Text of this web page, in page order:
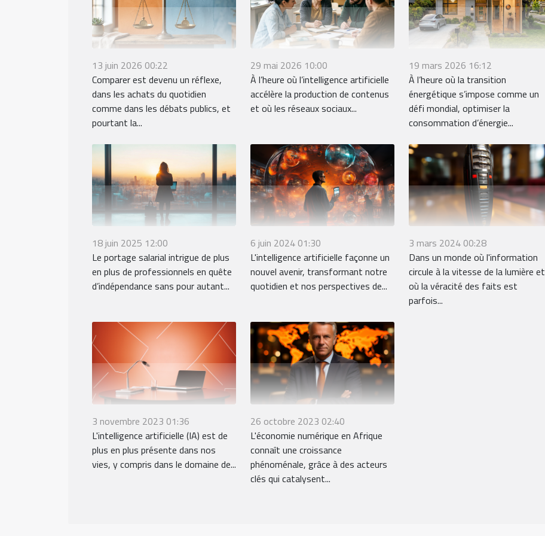
13 juin 2026 00:22
Comparer est devenu un réflexe,
dans les achats du quotidien
comme dans les débats publics, et
pourtant la...
29 mai 2026 10:00
À l’heure où l’intelligence artificielle
accélère la production de contenus
et où les réseaux sociaux...
19 mars 2026 16:12
À l’heure où la transition
énergétique s’impose comme un
défi mondial, optimiser la
consommation d’énergie...
18 juin 2025 12:00
Le portage salarial intrigue de plus
en plus de professionnels en quête
d’indépendance sans pour autant...
6 juin 2024 01:30
L'intelligence artificielle façonne un
nouvel avenir, transformant notre
quotidien et nos perspectives de...
3 mars 2024 00:28
Dans un monde où l'information
circule à la vitesse de la lumière et
où la véracité des faits est
parfois...
3 novembre 2023 01:36
L'intelligence artificielle (IA) est de
plus en plus présente dans nos
vies, y compris dans le domaine de...
26 octobre 2023 02:40
L'économie numérique en Afrique
connaît une croissance
phénoménale, grâce à des acteurs
clés qui catalysent...